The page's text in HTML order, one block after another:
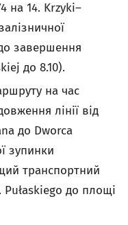
на 14. Krzyki–
завершення
до 8.10).
на час
лінії від
до Dworca
зупинки
транспортний
Pułaskiego до площі